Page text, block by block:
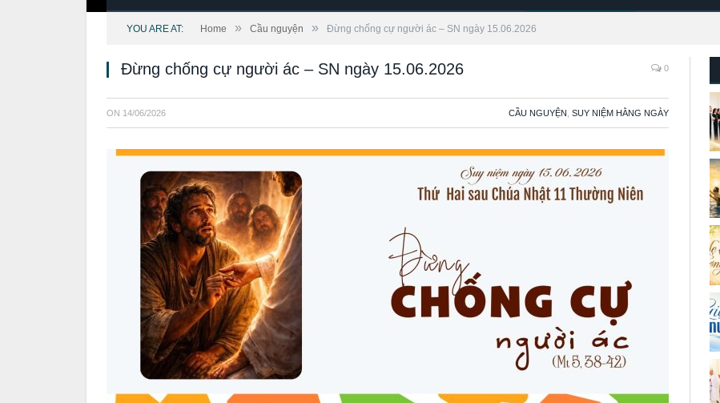
YOU ARE AT: Home » Cầu nguyện » Đừng chống cự người ác – SN ngày 15.06.2026
Đừng chống cự người ác – SN ngày 15.06.2026 0
ON 14/06/2026 CẦU NGUYỆN SUY NIỆM HẰNG NGÀY